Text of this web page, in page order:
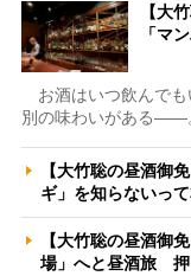
【大
「マ
お酒はいつ飲んでも
別の味わいがある――
【大竹聡の昼酒御
ギ」を知らないっ
【大竹聡の昼酒御
場」へと昼酒旅